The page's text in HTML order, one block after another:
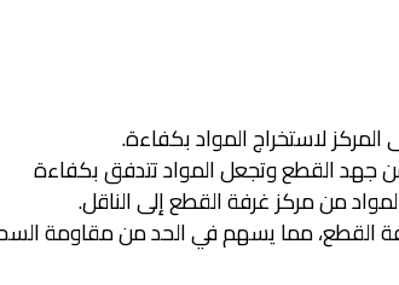
لاستخراج المواد بكفاءة.
جهد القطع وتجعل المواد تتدفق بكفاءة
من مركز غرفة القطع إلى الناقل.
القطع، مما يسهم في الحد من مقاومة